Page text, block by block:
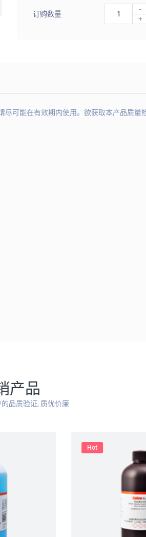
订购数量
-
+
可能在有效期内使用。欲获取本产品质
产品
品质验证, 质优价廉